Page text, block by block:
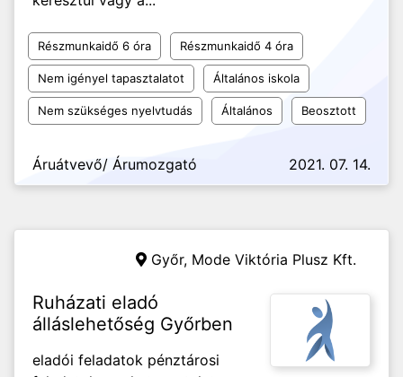
Részmunkaidő 6 óra Részmunkaidő 4 óra
Nem igényel tapasztalatot Általános iskola
Nem szükséges nyelvtudás Általános Beosztott
Áruátvevő/ Árumozgató 2021. 07. 14.
Győr, Mode Viktória Plusz Kft.
Ruházati eladó
álláslehetőség Győrben
eladói feladatok pénztárosi